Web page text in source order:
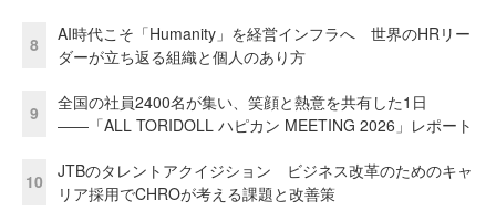
8
AI時代こそ「Humanity」を経営インフラへ 世界のHRリー
ダーが立ち返る組織と個人のあり方
9
全国の社員2400名が集い、笑顔と熱意を共有した1日
――「ALL TORIDOLL ハピカン MEETING 2026」レポート
10
JTBのタレントアクイジション ビジネス改革のためのキャ
リア採用でCHROが考える課題と改善策